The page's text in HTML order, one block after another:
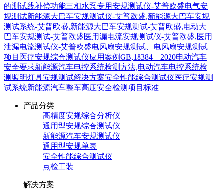
的测试线补偿功能三相水泵专用安规测试仪-艾普欧盛电气安
规测试新能源大巴车安规测试仪-艾普欧盛,新能源大巴车安规
测试系统-艾普欧盛,新能源大巴车安规测试-艾普欧盛,电动大
巴车安规测试-艾普欧盛医用漏电流安规测试仪-艾普欧盛,医用
泄漏电流测试仪-艾普欧盛电风扇安规测试、电风扇安规测试
项目 医疗安规综合测试仪应用案例GB,18384—2020电动汽车
安全要求新能源汽车电控系统检测方法,电动汽车电控系统检
测 照明灯具安规测试解决方案安全性能综合测试仪医疗安规测
试系统新能源汽车整车高压安全检测项目标准
产品分类
高精度安规综合分析仪
通用型安规综合测试仪
新能源汽车安规测试仪
通用型安规单表
安全性能综合测试仪
点检工装
解决方案